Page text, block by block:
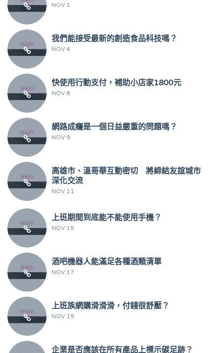
NOV 1
我們能接受最新的創造食品科技嗎？
NOV 4
快使用行動支付，補助小店家1800元
NOV 8
網路成癮是一個日益嚴重的問題嗎？
NOV 9
高雄市、溫哥華互動密切 將締結友誼城市
深化交流
NOV 11
上班期間到底能不能使用手機？
NOV 15
酒吧機器人能滿足各種酒類清單
NOV 17
上班族網購滑滑滑，付錢很舒壓？
NOV 19
企業是否應該在所有產品上標示碳足跡？